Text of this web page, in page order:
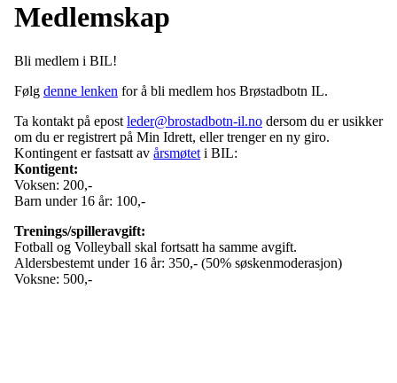
Medlemskap
Bli medlem i BIL!
Følg denne lenken for å bli medlem hos Brøstadbotn IL.
Ta kontakt på epost leder@brostadbotn-il.no dersom du er usikker
om du er registrert på Min Idrett, eller trenger en ny giro.
Kontingent er fastsatt av årsmøtet i BIL:
Kontigent:
Voksen: 200,-
Barn under 16 år: 100,-
Trenings/spilleravgift:
Fotball og Volleyball skal fortsatt ha samme avgift.
Aldersbestemt under 16 år: 350,- (50% søskenmoderasjon)
Voksne: 500,-